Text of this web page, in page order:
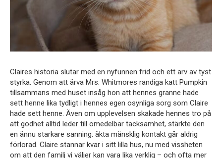
Claires historia slutar med en nyfunnen frid och ett arv av tyst
styrka. Genom att ärva Mrs. Whitmores randiga katt Pumpkin
tillsammans med huset insåg hon att hennes granne hade
sett henne lika tydligt i hennes egen osynliga sorg som Claire
hade sett henne. Även om upplevelsen skakade hennes tro på
att godhet alltid leder till omedelbar tacksamhet, stärkte den
en ännu starkare sanning: äkta mänsklig kontakt går aldrig
förlorad. Claire stannar kvar i sitt lilla hus, nu med vissheten
om att den familj vi väljer kan vara lika verklig – och ofta mer